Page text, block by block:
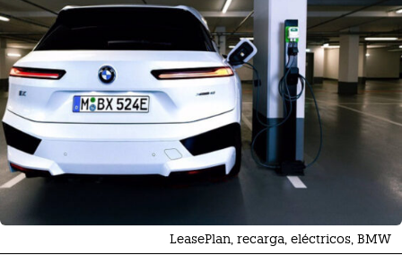
LeasePlan, recarga, eléctricos, BMW